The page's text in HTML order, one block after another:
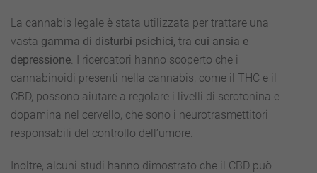
La cannabis legale è stata utilizzata per trattare una
vasta gamma di disturbi psichici, tra cui ansia e
depressione . I ricercatori hanno scoperto che i
cannabinoidi presenti nella cannabis, come il THC e il
CBD, possono aiutare a regolare i livelli di serotonina e
dopamina nel cervello, che sono i neurotrasmettitori
responsabili del controllo dell’umore.
Inoltre, alcuni studi hanno dimostrato che il CBD può